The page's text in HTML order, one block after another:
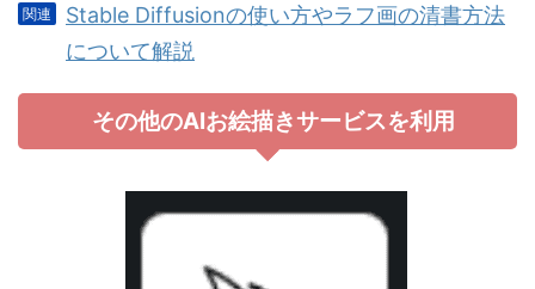
Stable Diffusionの使い方やラフ画の清書方法
について解説
その他のAIお絵描きサービスを利用